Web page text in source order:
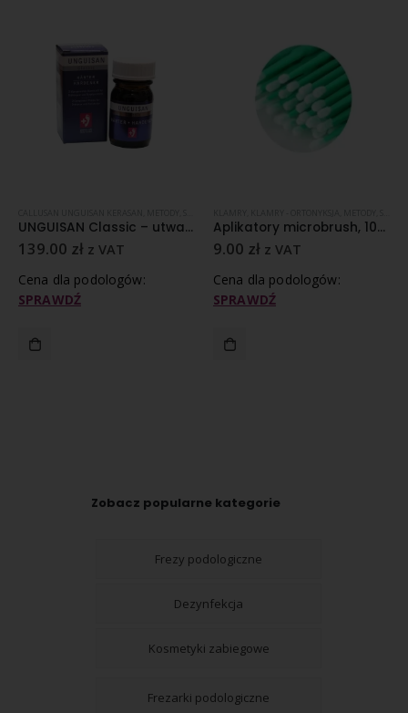
UNGUISAN Classic – utwardzacz – 30 ml
139.00 zł z VAT
Cena dla podologów:
SPRAWDŹ
Aplikatory microbrush, 100 szt.
9.00 zł z VAT
Cena dla podologów:
SPRAWDŹ
Zobacz popularne kategorie
Frezy podologiczne
Dezynfekcja
Kosmetyki zabiegowe
Frezarki podologiczne